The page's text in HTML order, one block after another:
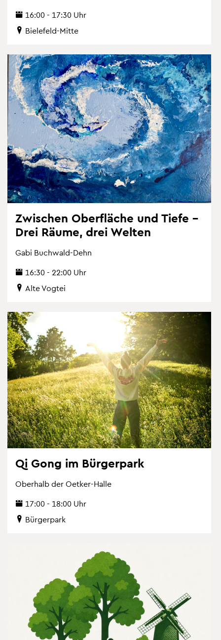
16:00 - 17:30 Uhr
Bie­le­feld-Mitte
Zwi­schen Ober­flä­che und Tiefe –
Drei Räume, drei Wel­ten
Gabi Buch­wald-Dehn
16:30 - 22:00 Uhr
Alte Vog­tei
Qi Gong im Bür­ger­park
Ober­halb der Oet­ker-Halle
17:00 - 18:00 Uhr
Bür­ger­park